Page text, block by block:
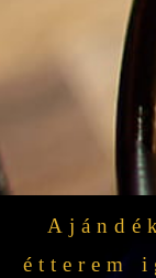
étterem